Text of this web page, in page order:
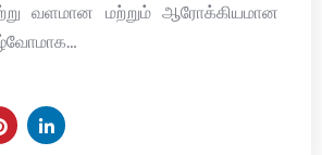
வளமான மற்றும் ஆரோக்கியமான